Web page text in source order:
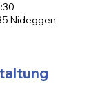
Nideggen,